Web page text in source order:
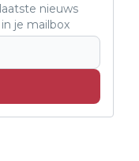
nieuws
je mailbox